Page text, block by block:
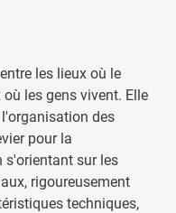
les lieux où le
les gens vivent. Elle
des
pour la
s'orientant sur les
rigoureusement
techniques,